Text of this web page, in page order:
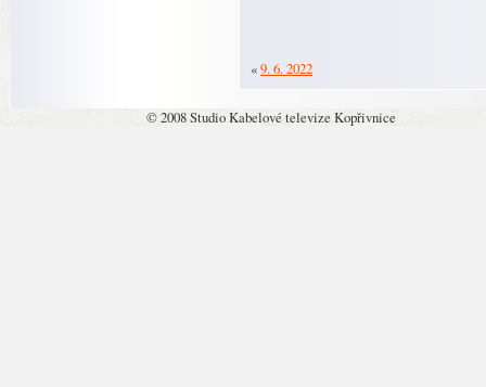
«9. 6. 2022
© 2008 Studio Kabelové televize Kopřivnice